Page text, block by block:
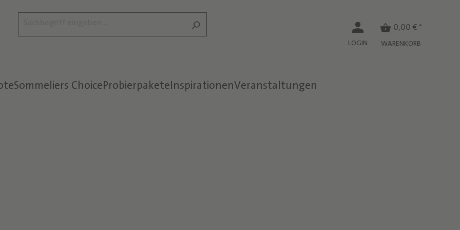
LOGIN
0,00 € *
WARENKORB
Sommeliers ChoiceProbierpaketeInspirationenVeranstaltungen